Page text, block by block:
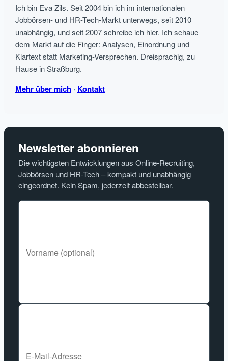
Ich bin Eva Zils. Seit 2004 bin ich im internationalen
Jobbörsen- und HR-Tech-Markt unterwegs, seit 2010
unabhängig, und seit 2007 schreibe ich hier. Ich schaue
dem Markt auf die Finger: Analysen, Einordnung und
Klartext statt Marketing-Versprechen. Dreisprachig, zu
Hause in Straßburg.
Mehr über mich · Kontakt
Newsletter abonnieren
Die wichtigsten Entwicklungen aus Online-Recruiting,
Jobbörsen und HR-Tech – kompakt und unabhängig
eingeordnet. Kein Spam, jederzeit abbestellbar.